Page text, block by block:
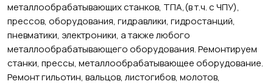
металлообрабатывающих станков, ТПА,(в т.ч. с ЧПУ),
прессов, оборудования, гидравлики, гидростанций,
пневматики, электроники, а также любого
металлообрабатывающего оборудования. Ремонтируем
станки, прессы, металлообрабатывающее оборудование.
Ремонт гильотин, вальцов, листогибов, молотов,